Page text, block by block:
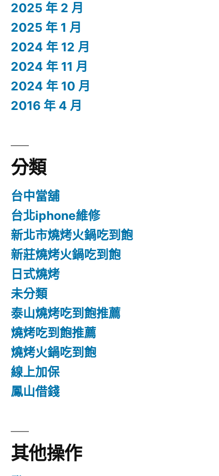
2025 年 2 月
2025 年 1 月
2024 年 12 月
2024 年 11 月
2024 年 10 月
2016 年 4 月
分類
台中當舖
台北iphone維修
新北市燒烤火鍋吃到飽
新莊燒烤火鍋吃到飽
日式燒烤
未分類
泰山燒烤吃到飽推薦
燒烤吃到飽推薦
燒烤火鍋吃到飽
線上加保
鳳山借錢
其他操作